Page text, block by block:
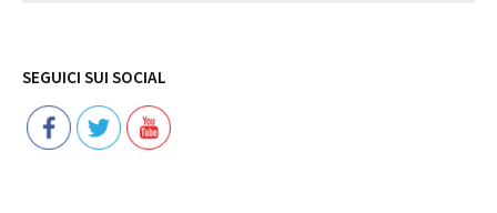
SEGUICI SUI SOCIAL